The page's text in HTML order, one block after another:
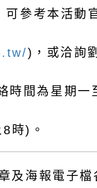
可參考本活動
)，或洽詢
時間為星期一
時)。
及海報電子